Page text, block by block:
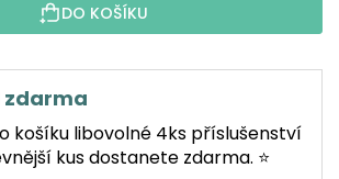
DO KOŠÍKU
zdarma
košíku libovolné 4ks příslušenství
kus dostanete zdarma. ⭐